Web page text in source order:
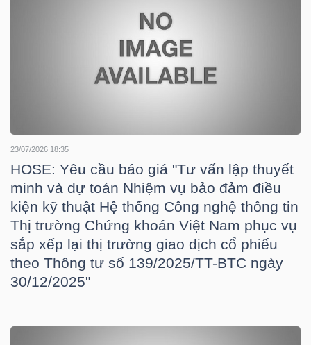
23/07/2026 18:35
HOSE: Yêu cầu báo giá "Tư vấn lập thuyết
minh và dự toán Nhiệm vụ bảo đảm điều
kiện kỹ thuật Hệ thống Công nghệ thông tin
Thị trường Chứng khoán Việt Nam phục vụ
sắp xếp lại thị trường giao dịch cổ phiếu
theo Thông tư số 139/2025/TT-BTC ngày
30/12/2025"
TÀI
CHÍNH
HÀNG